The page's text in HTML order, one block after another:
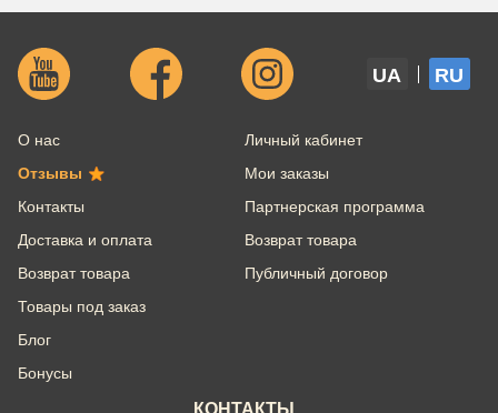
UA RU
О нас
Отзывы
Контакты
Доставка и оплата
Возврат товара
Товары под заказ
Блог
Бонусы
Личный кабинет
Мои заказы
Партнерская программа
Возврат товара
Публичный договор